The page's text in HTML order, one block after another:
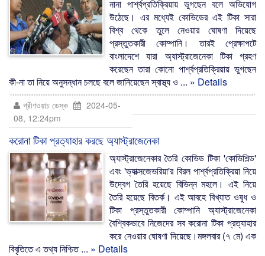
নানা পার্শ্বপ্রতিক্রিয়ায় ভুগছেন বলে অভিযোগ
উঠেছে। এর মধ্যেই কোভিডের এই টিকা সারা
বিশ্ব থেকে তুলে নেওয়ার ঘোষণা দিয়েছে
প্রস্তুতকারী কোম্পানি। তারই প্রেক্ষাপটে
বাংলাদেশে যারা অ্যাস্ট্রাজেনেকা টিকা গ্রহণ
করেছেন তারা কোনো পার্শ্বপ্রতিক্রিয়ায় ভুগছেন
কী-না তা নিয়ে অনুসন্ধান চলছে বলে জানিয়েছেন স্বাস্থ্য ও ... » Details
গ্রীণওয়াচ ডেস্ক
2024-05-
08, 12:24pm
করোনা টিকা প্রত্যাহার করছে অ্যাস্ট্রাজেনেকা
অ্যাস্ট্রাজেনেকার তৈরি কোভিড টিকা 'কোভিশিল্ড'
এবং 'ভ্যাক্সজেভরিয়া'র বিরল পার্শ্বপ্রতিক্রিয়া নিয়ে
উদ্বেগ তৈরি হয়েছে বিভিন্ন মহলে। এই নিয়ে
তৈরি হয়েছে বিতর্ক। এই আবহে বিখ্যাত ওষুধ ও
টিকা প্রস্তুতকারী কোম্পানি অ্যাস্ট্রাজেনেকা
বৈশ্বিকভাবে নিজেদের সব করোনা টিকা প্রত্যাহার
করে নেওয়ার ঘোষণা দিয়েছে।মঙ্গলবার (৭ মে) এক
বিবৃতিতে এ তথ্য নিশ্চিত ... » Details